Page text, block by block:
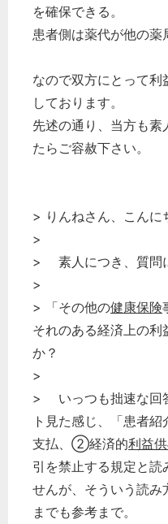
を確保できる。
患者側は薬代が他の薬
なので双方にとって
しております。
先述の通り、当方も素
たらご容赦下さい。
> りんねさん、こんに
>
> 素人につき、質問
>
> 「その他の健康保険
それのある経済上の利
か？
>
> いっつも拙速な回
ト見た感じ、「患者
支払、➁経済的利益
引を禁止する規定と読
せんが、そういう読み
までも参考まで。
どのカテゴリ
労務管理
税務経理
企業法務
秘書のノ